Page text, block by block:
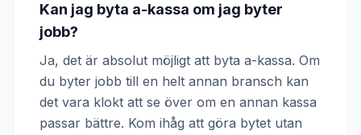
Kan jag byta a-kassa om jag byter
jobb?
Ja, det är absolut möjligt att byta a-kassa. Om
du byter jobb till en helt annan bransch kan
det vara klokt att se över om en annan kassa
passar bättre. Kom ihåg att göra bytet utan